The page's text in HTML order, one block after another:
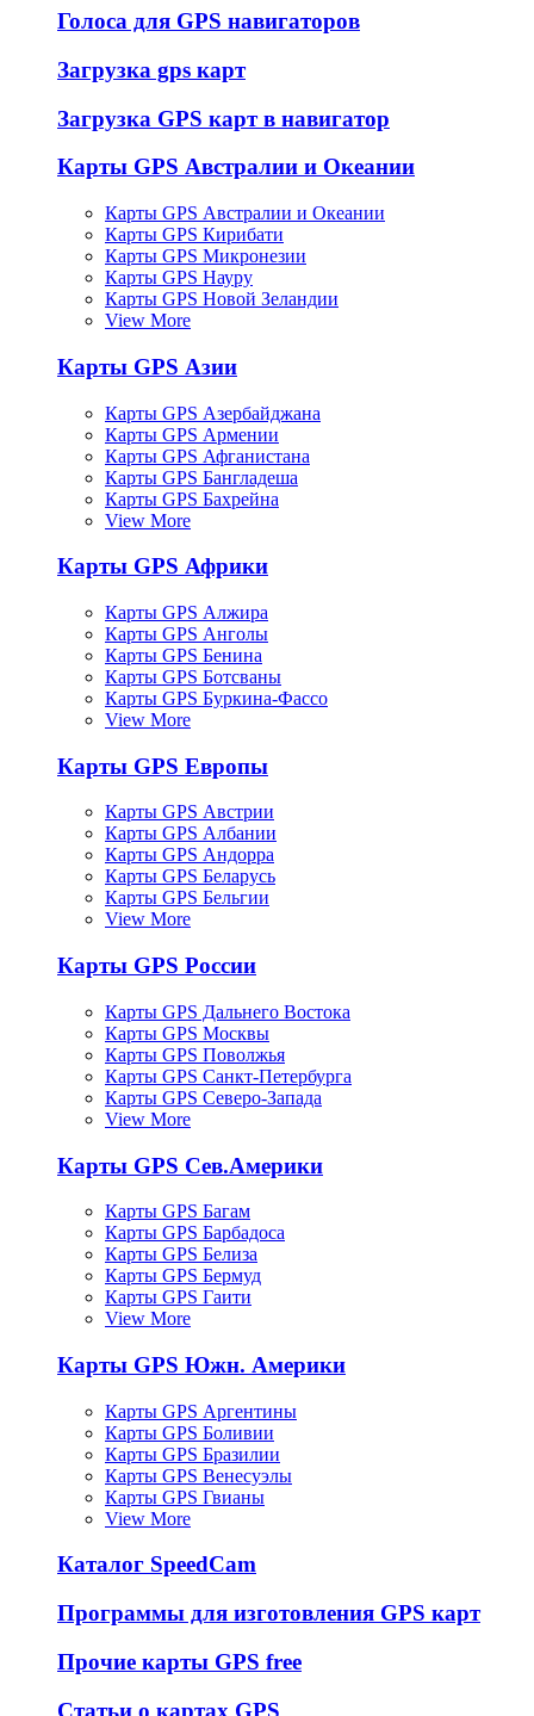
Голоса для GPS навигаторов
Загрузка gps карт
Загрузка GPS карт в навигатор
Карты GPS Австралии и Океании
Карты GPS Австралии и Океании
Карты GPS Кирибати
Карты GPS Микронезии
Карты GPS Науру
Карты GPS Новой Зеландии
View More
Карты GPS Азии
Карты GPS Азербайджана
Карты GPS Армении
Карты GPS Афганистана
Карты GPS Бангладеша
Карты GPS Бахрейна
View More
Карты GPS Африки
Карты GPS Алжира
Карты GPS Анголы
Карты GPS Бенина
Карты GPS Ботсваны
Карты GPS Буркина-Фассо
View More
Карты GPS Европы
Карты GPS Австрии
Карты GPS Албании
Карты GPS Андорра
Карты GPS Беларусь
Карты GPS Бельгии
View More
Карты GPS России
Карты GPS Дальнего Востока
Карты GPS Москвы
Карты GPS Поволжья
Карты GPS Санкт-Петербурга
Карты GPS Северо-Запада
View More
Карты GPS Сев.Америки
Карты GPS Багам
Карты GPS Барбадоса
Карты GPS Белиза
Карты GPS Бермуд
Карты GPS Гаити
View More
Карты GPS Южн. Америки
Карты GPS Аргентины
Карты GPS Боливии
Карты GPS Бразилии
Карты GPS Венесуэлы
Карты GPS Гвианы
View More
Каталог SpeedCam
Программы для изготовления GPS карт
Прочие карты GPS free
Статьи о картах GPS